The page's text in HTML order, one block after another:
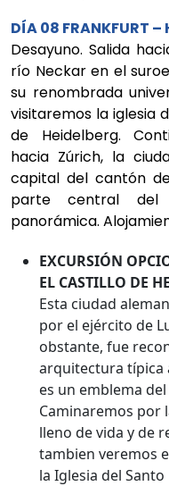
DÍA 08 FRANKFURT –
Desayuno. Salida
río Neckar en el
su renombrada
visitaremos la iglesia
de Heidelberg.
hacia Zúrich, la
capital del cantón
parte central del
panorámica.
EXCURSIÓN
EL CASTILLO DE
Esta ciudad
por el ejército de
obstante, fue
arquitectura típica
es un emblema
Caminaremos por
lleno de vida y de
tambien veremos
la Iglesia del